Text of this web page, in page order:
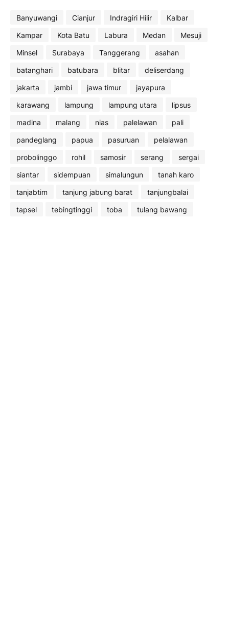
Banyuwangi Cianjur Indragiri Hilir
Kalbar
Kampar
Kota Batu Labura Medan
Mesuji
Minsel
Surabaya Tanggerang
asahan
batanghari
batubara blitar
deliserdang
jakarta
jambi jawa timur
jayapura
karawang
lampung lampung utara
lipsus
madina
malang nias palelawan
pali
pandeglang
papua pasuruan
pelalawan
probolinggo
rohil samosir serang
sergai
siantar
sidempuan simalungun
tanah karo
tanjabtim
tanjung jabung barat
tanjungbalai
tapsel
tebingtinggi toba tulang bawang